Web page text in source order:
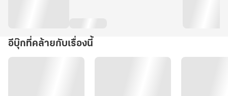
อีบุ๊กที่คล้ายกับเรื่องนี้